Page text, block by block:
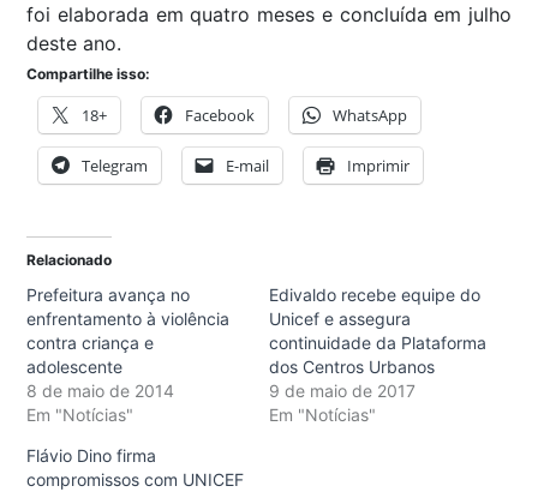
foi elaborada em quatro meses e concluída em julho
deste ano.
Compartilhe isso:
18+ Facebook WhatsApp
Telegram E-mail Imprimir
Relacionado
Prefeitura avança no
enfrentamento à violência
contra criança e
adolescente
8 de maio de 2014
Em "Notícias"
Edivaldo recebe equipe do
Unicef e assegura
continuidade da Plataforma
dos Centros Urbanos
9 de maio de 2017
Em "Notícias"
Flávio Dino firma
compromissos com UNICEF